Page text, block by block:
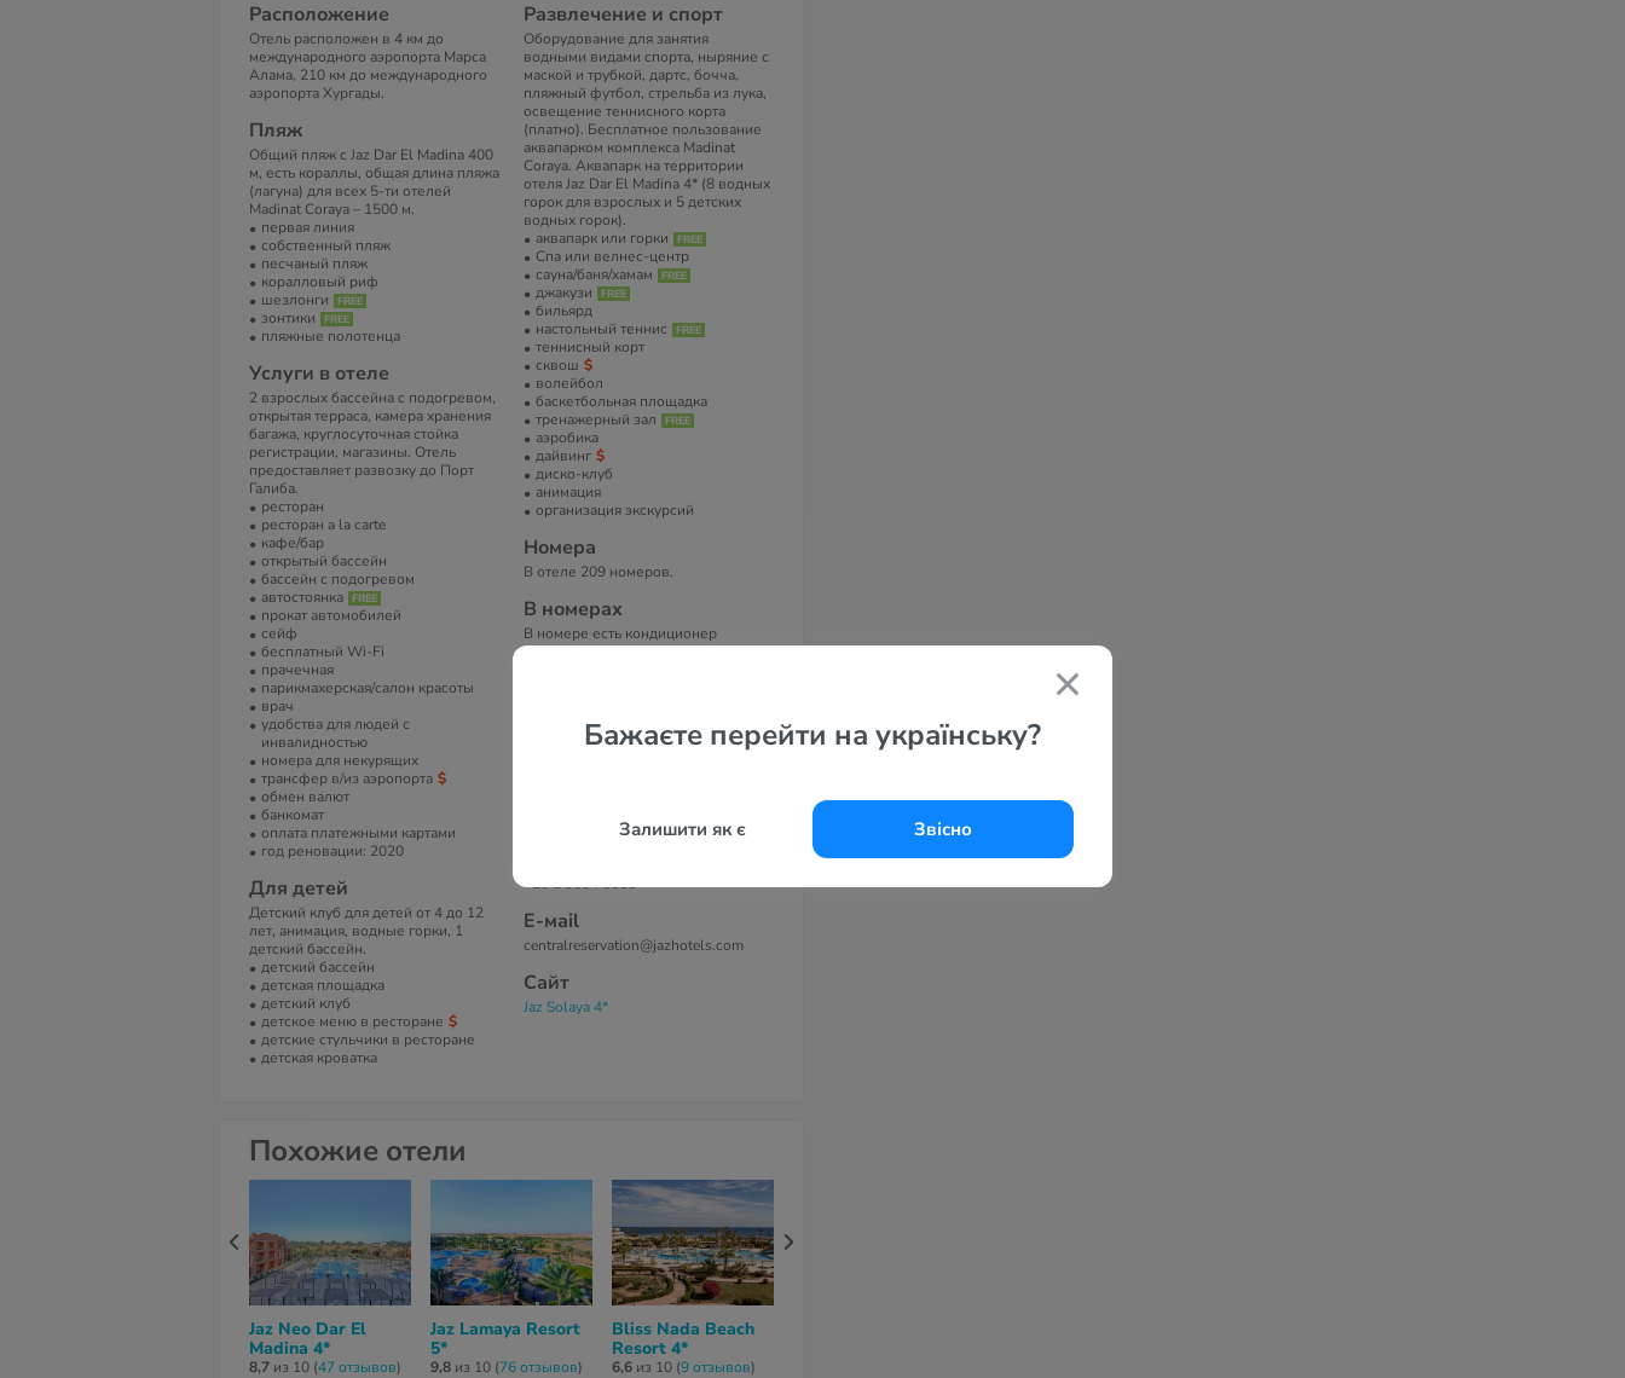
Бажаєте перейти на українську?
Залишити як є Звісно
Расположение
Отель расположен в 4 км до
международного аэропорта Марса
Алама, 210 км до международного
аэропорта Хургады.
Пляж
Общий пляж с Jaz Dar El Madina 400
м, есть кораллы, общая длина пляжа
(лагуна) для всех 5-ти отелей
Madinat Coraya – 1500 м.
первая линия
собственный пляж
песчаный пляж
коралловый риф
шезлонги
зонтики
пляжные полотенца
Услуги в отеле
2 взрослых бассейна с подогревом,
открытая терраса, камера хранения
багажа, круглосуточная стойка
регистрации, магазины. Отель
предоставляет развозку до Порт
Галиба.
ресторан
ресторан a la carte
кафе/бар
открытый бассейн
бассейн с подогревом
автостоянка
прокат автомобилей
сейф
бесплатный Wi-Fi
прачечная
парикмахерская/салон красоты
врач
удобства для людей с
инвалидностью
номера для некурящих
трансфер в/из аэропорта
обмен валют
банкомат
оплата платежными картами
год реновации: 2020
Для детей
Детский клуб для детей от 4 до 12
лет, анимация, водные горки, 1
детский бассейн.
детский бассейн
детская площадка
детский клуб
детское меню в ресторане
детские стульчики в ресторане
детская кроватка
Развлечение и спорт
Оборудование для занятия
водными видами спорта, ныряние с
маской и трубкой, дартс, бочча,
пляжный футбол, стрельба из лука,
освещение теннисного корта
(платно). Бесплатное пользование
аквапарком комплекса Madinat
Coraya. Аквапарк на территории
отеля Jaz Dar El Madina 4* (8 водных
горок для взрослых и 5 детских
водных горок).
аквапарк или горки
Спа или велнес-центр
сауна/баня/хамам
джакузи
бильярд
настольный теннис
теннисный корт
сквош
волейбол
баскетбольная площадка
тренажерный зал
аэробика
дайвинг
диско-клуб
анимация
организация экскурсий
Номера
В отеле 209 номеров.
В номерах
В номере есть кондиционер
(индивидуальный), телевизор,
косметическими
принадлежностями.
Marsa Alam Road, Red Sea, Egypt
+20 2 3854 1111
Е-маil
centralreservation@jazhotels.com
Сайт
Jaz Solaya 4*
Похожие отели
Jaz Neo Dar El
Madina 4*
8,7 из 10 (47 отзывов)
Jaz Lamaya Resort
5*
9,8 из 10 (76 отзывов)
Bliss Nada Beach
Resort 4*
6,6 из 10 (9 отзывов)